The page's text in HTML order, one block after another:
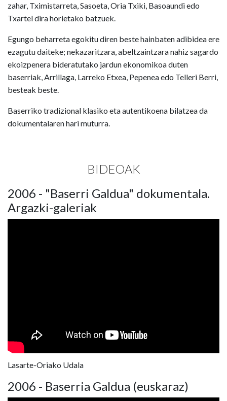
zahar, Tximistarreta, Sasoeta, Oria Txiki, Basoaundi edo
Txartel dira horietako batzuek.
Egungo beharreta egokitu diren beste hainbaten adibidea ere
ezagutu daiteke; nekazaritzara, abeltzaintzara nahiz sagardo
ekoizpenera bideratutako jardun ekonomikoa duten
baserriak, Arrillaga, Larreko Etxea, Pepenea edo Telleri Berri,
besteak beste.
Baserriko tradizional klasiko eta autentikoena bilatzea da
dokumentalaren hari muturra.
BIDEOAK
2006 - "Baserri Galdua" dokumentala.
Argazki-galeriak
Lasarte-Oriako Udala
2006 - Baserria Galdua (euskaraz)